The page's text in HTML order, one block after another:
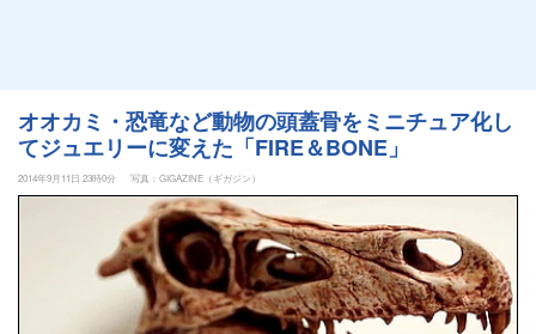
オオカミ・恐竜など動物の頭蓋骨をミニチュア化し
てジュエリーに変えた「FIRE＆BONE」
2014年9月11日 23時0分 写真：GIGAZINE（ギガジン）